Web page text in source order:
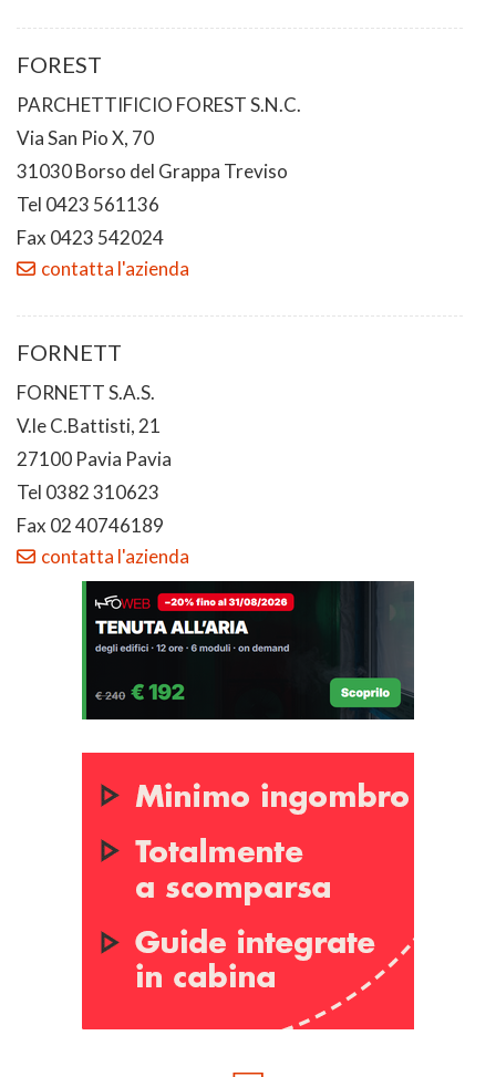
FOREST
PARCHETTIFICIO FOREST S.N.C.
Via San Pio X, 70
31030 Borso del Grappa Treviso
Tel 0423 561136
Fax 0423 542024
contatta l'azienda
FORNETT
FORNETT S.A.S.
V.le C.Battisti, 21
27100 Pavia Pavia
Tel 0382 310623
Fax 02 40746189
contatta l'azienda